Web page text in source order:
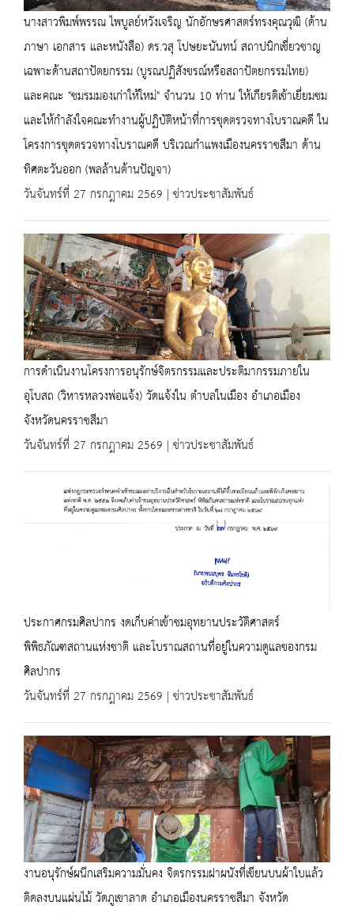
นางสาวพิมพ์พรรณ ไพบูลย์หวังเจริญ นักอักษรศาสตร์ทรงคุณวุฒิ (ด้าน
ภาษา เอกสาร และหนังสือ) ดร.วสุ โปษยะนันทน์ สถาปนิกเชี่ยวชาญ
เฉพาะด้านสถาปัตยกรรม (บูรณปฏิสังขรณ์หรือสถาปัตยกรรมไทย)
และคณะ "ชมรมมองเก่าให้ใหม่" จำนวน 10 ท่าน ให้เกียรติเข้าเยี่ยมชม
และให้กำลังใจคณะทำงานผู้ปฏิบัติหน้าที่การขุดตรวจทางโบราณคดี ใน
โครงการขุดตรวจทางโบราณคดี บริเวณกำแพงเมืองนครราชสีมา ด้าน
ทิศตะวันออก (พลล้านต้านปัญจา)
วันจันทร์ที่ 27 กรกฎาคม 2569 | ข่าวประชาสัมพันธ์
การดำเนินงานโครงการอนุรักษ์จิตรกรรมและประติมากรรมภายใน
อุโบสถ (วิหารหลวงพ่อแจ้ง) วัดแจ้งใน ตำบลในเมือง อำเภอเมือง
จังหวัดนครราชสีมา
วันจันทร์ที่ 27 กรกฎาคม 2569 | ข่าวประชาสัมพันธ์
ประกาศกรมศิลปากร งดเก็บค่าเข้าชมอุทยานประวัติศาสตร์
พิพิธภัณฑสถานแห่งชาติ และโบราณสถานที่อยู่ในความดูแลของกรม
ศิลปากร
วันจันทร์ที่ 27 กรกฎาคม 2569 | ข่าวประชาสัมพันธ์
งานอนุรักษ์ผนึกเสริมความมั่นคง จิตรกรรมฝาผนังที่เขียนบนผ้าใบแล้ว
ติดลงบนแผ่นไม้ วัดภูเขาลาด อำเภอเมืองนครราชสีมา จังหวัด